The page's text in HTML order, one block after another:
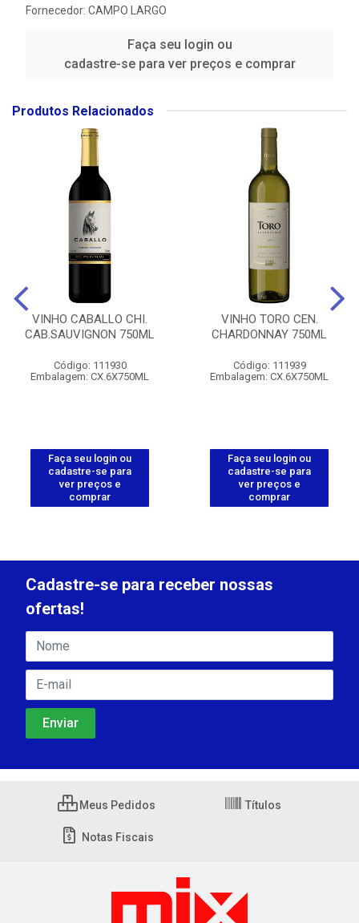
Fornecedor: CAMPO LARGO
Faça seu login ou
cadastre-se para ver preços e comprar
Produtos Relacionados
VINHO CABALLO CHI.
CAB.SAUVIGNON 750ML
Código: 111930
Embalagem: CX.6X750ML
Faça seu login ou
cadastre-se para
ver preços e
comprar
VINHO TORO CEN.
CHARDONNAY 750ML
Código: 111939
Embalagem: CX.6X750ML
Faça seu login ou
cadastre-se para
ver preços e
comprar
Cadastre-se para receber nossas
ofertas!
Meus Pedidos Títulos
Notas Fiscais